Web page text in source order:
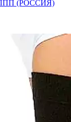
ЛПП (РОССИЯ)